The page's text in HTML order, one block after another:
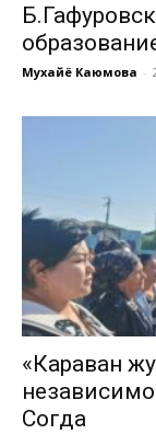
Мухайё Каюмова -
«Караван
Согда